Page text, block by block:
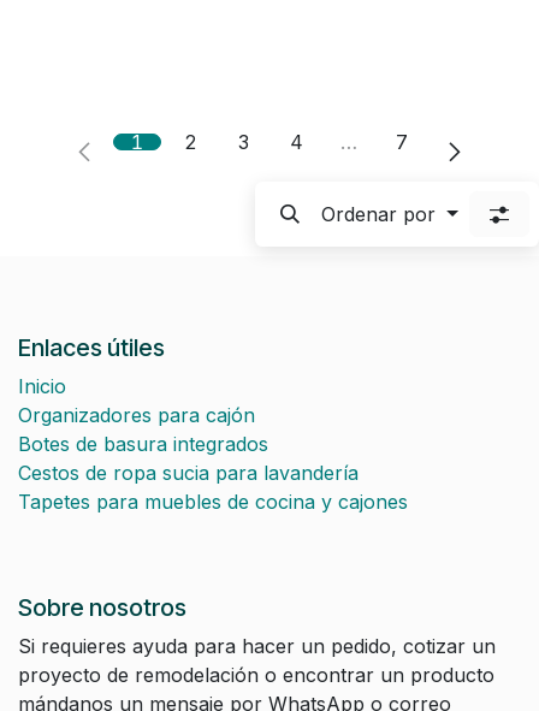
1 2 3 4 … 7
Ordenar por
Enlaces útiles
Inicio
Organizadores para cajón
Botes de basura integrados
Cestos de ropa sucia para lavandería
Tapetes para muebles de cocina y cajones
Sobre nosotros
Si requieres ayuda para hacer un pedido, cotizar un
proyecto de remodelación o encontrar un producto
mándanos un mensaje por WhatsApp o correo